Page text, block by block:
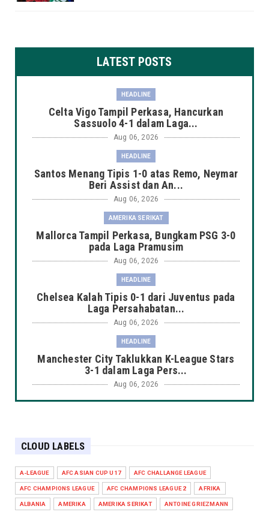
LATEST POSTS
HEADLINE
Celta Vigo Tampil Perkasa, Hancurkan
Sassuolo 4-1 dalam Laga...
Aug 06, 2026
HEADLINE
Santos Menang Tipis 1-0 atas Remo, Neymar
Beri Assist dan An...
Aug 06, 2026
AMERIKA SERIKAT
Mallorca Tampil Perkasa, Bungkam PSG 3-0
pada Laga Pramusim
Aug 06, 2026
HEADLINE
Chelsea Kalah Tipis 0-1 dari Juventus pada
Laga Persahabatan...
Aug 06, 2026
HEADLINE
Manchester City Taklukkan K-League Stars
3-1 dalam Laga Pers...
Aug 06, 2026
HEADLINE
AC Milan dan Inter Berbagi Hasil 1-1 di
Perth, Duel Sengit P...
Aug 06, 2026
CLOUD LABELS
A-LEAGUE AFC ASIAN CUP U17 AFC CHALLANGE LEAGUE
AFC CHAMPIONS LEAGUE AFC CHAMPIONS LEAGUE 2 AFRIKA
ALBANIA AMERIKA AMERIKA SERIKAT ANTOINE GRIEZMANN